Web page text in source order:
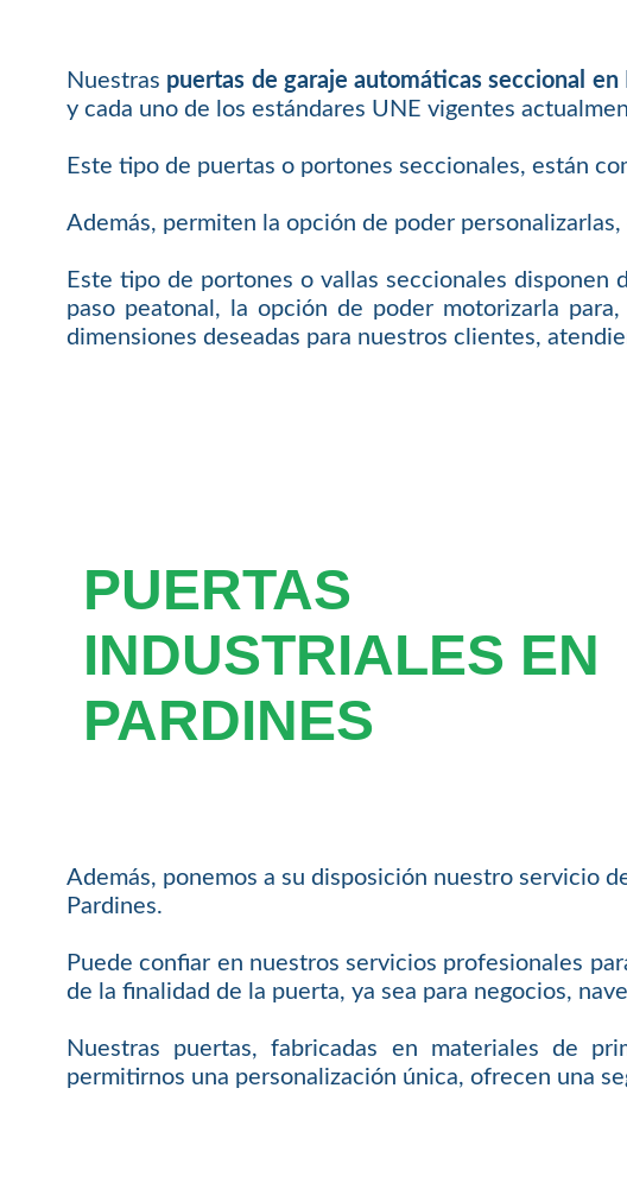
Nuestras puertas de garaje automáticas seccional en
y cada uno de los estándares UNE vigentes
Este tipo de puertas o portones seccionales, están
Además, permiten la opción de poder
Este tipo de portones o vallas seccionales
paso peatonal, la opción de poder motorizarla
dimensiones deseadas para nuestros clientes,
PUERTAS
INDUSTRIALES EN
PARDINES
Además, ponemos a su disposición nuestro servicio
Pardines.
Puede confiar en nuestros servicios profesionales
de la finalidad de la puerta, ya sea para negocios,
Nuestras puertas, fabricadas en materiales de
permitirnos una personalización única, ofrecen una